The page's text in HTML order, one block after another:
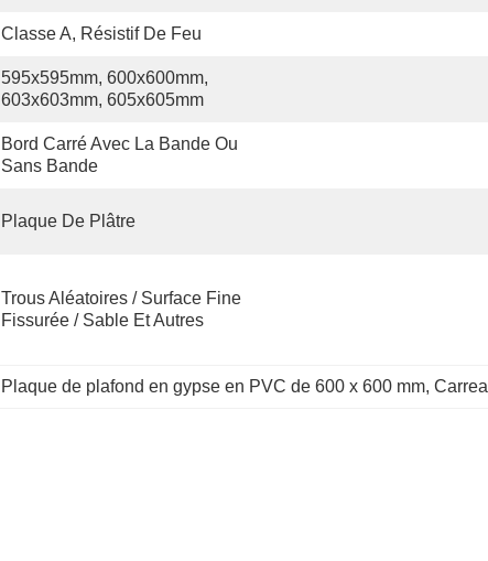
Classe A, Résistif De Feu
595x595mm, 600x600mm,
603x603mm, 605x605mm
Bord Carré Avec La Bande Ou
Sans Bande
Plaque De Plâtre
Trous Aléatoires / Surface Fine
Fissurée / Sable Et Autres
Plaque de plafond en gypse en PVC de 600 x 600 mm,